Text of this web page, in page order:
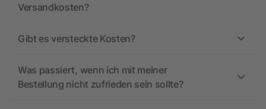
Versandkosten?
Gibt es versteckte Kosten?
Was passiert, wenn ich mit meiner
Bestellung nicht zufrieden sein sollte?